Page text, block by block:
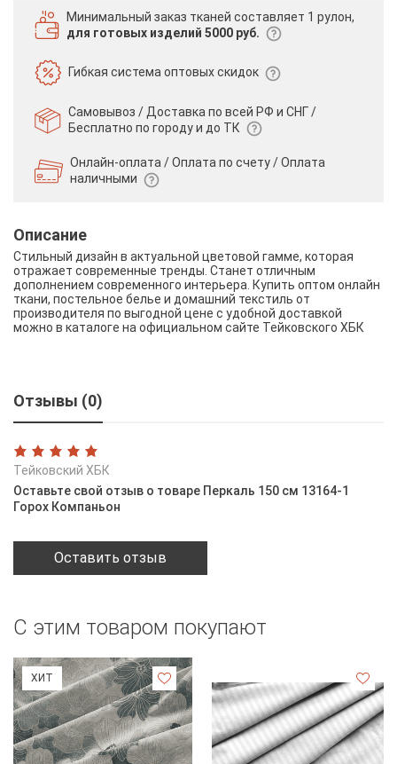
Минимальный заказ тканей составляет 1 рулон,
для готовых изделий 5000 руб.
Гибкая системаоптовых скидок
Самовывоз / Доставка по всей РФ и СНГ /
Бесплатно по городу и до ТК
Онлайн-оплата / Оплата по счету /Оплата
наличными
Описание
Стильный дизайн в актуальной цветовой гамме, которая
отражает современные тренды. Станет отличным
дополнением современного интерьера. Купить оптом онлайн
ткани, постельное белье и домашний текстиль от
производителя по выгодной цене с удобной доставкой
можно в каталоге на официальном сайте Тейковского ХБК
Отзывы (0)
Тейковский ХБК
Оставьте свой отзыв о товаре Перкаль 150 см 13164-1
Горох Компаньон
Оставить отзыв
С этим товаром покупают
ХИТ